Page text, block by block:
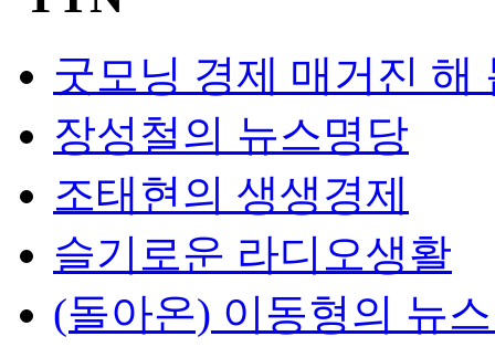
굿모닝 경제 매거진 해
장성철의 뉴스명당
조태현의 생생경제
슬기로운 라디오생활
(돌아온) 이동형의 뉴